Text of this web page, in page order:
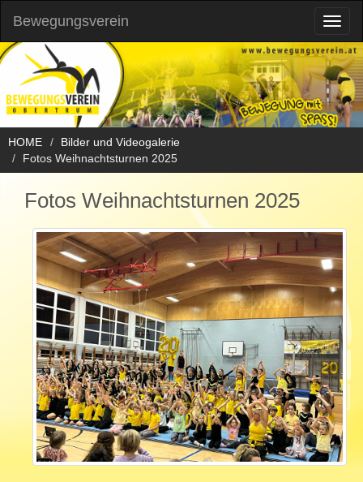
Bewegungsverein
HOME
Bilder und Videogalerie
Fotos Weihnachtsturnen 2025
Fotos Weihnachtsturnen 2025